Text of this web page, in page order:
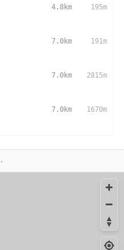
4.8km 195m
7.0km 191m
7.0km 2815m
7.0km 1670m